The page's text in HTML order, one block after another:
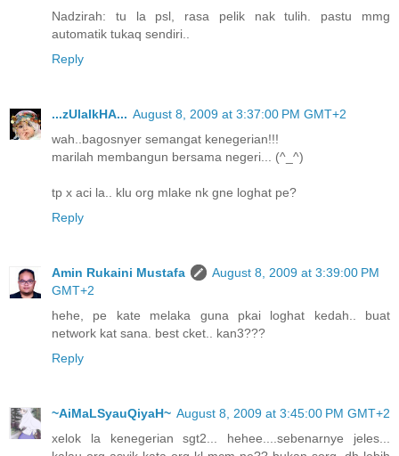
Nadzirah: tu la psl, rasa pelik nak tulih. pastu mmg
automatik tukaq sendiri..
Reply
...zUlaIkHA... August 8, 2009 at 3:37:00 PM GMT+2
wah..bagosnyer semangat kenegerian!!!
marilah membangun bersama negeri... (^_^)
tp x aci la.. klu org mlake nk gne loghat pe?
Reply
Amin Rukaini Mustafa
August 8, 2009 at 3:39:00 PM
GMT+2
hehe, pe kate melaka guna pkai loghat kedah.. buat
network kat sana. best cket.. kan3???
Reply
~AiMaLSyauQiyaH~ August 8, 2009 at 3:45:00 PM GMT+2
xelok la kenegerian sgt2... hehee....sebenarnye jeles...